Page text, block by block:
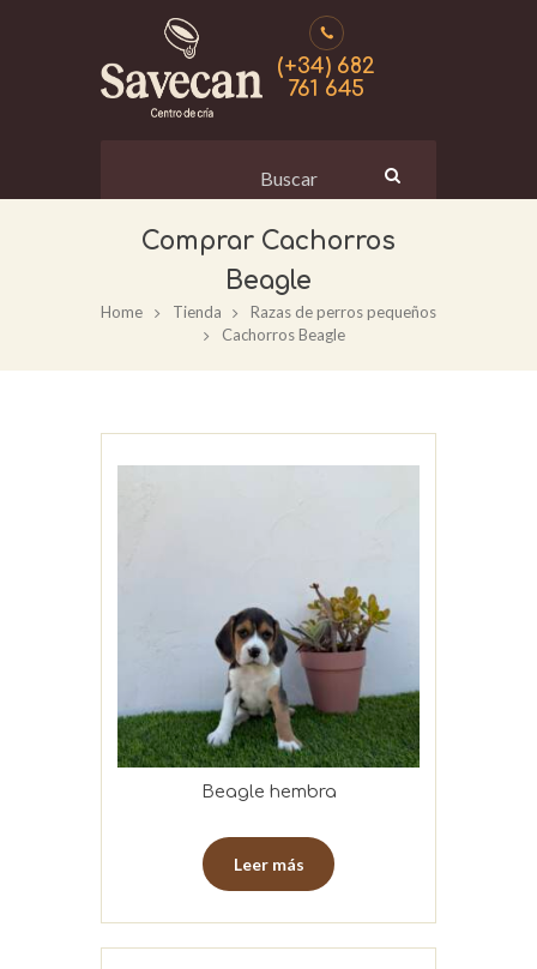
(+34) 682
761 645
Cachorros
Beagle
Home Tienda
Razas de perros pequeños
Cachorros Beagle
Beagle hembra
Leer más